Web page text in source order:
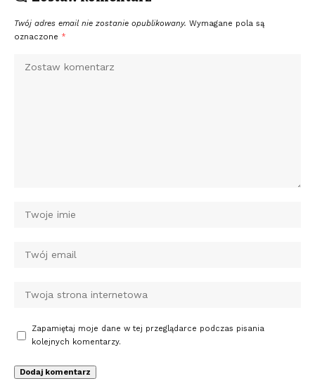
Twój adres email nie zostanie opublikowany. Wymagane pola są
oznaczone *
Zapamiętaj moje dane w tej przeglądarce podczas pisania
kolejnych komentarzy.